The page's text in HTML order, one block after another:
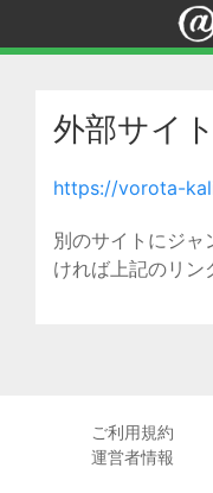
外部サイ
https://vorota-
別のサイトにジャ
ければ上記のリン
ご利用規約
運営者情報